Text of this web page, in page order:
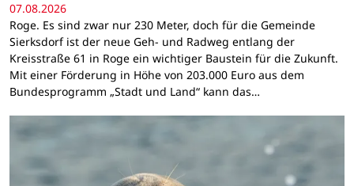
07.08.2026
Roge. Es sind zwar nur 230 Meter, doch für die Gemeinde
Sierksdorf ist der neue Geh- und Radweg entlang der
Kreisstraße 61 in Roge ein wichtiger Baustein für die Zukunft.
Mit einer Förderung in Höhe von 203.000 Euro aus dem
Bundesprogramm „Stadt und Land“ kann das…